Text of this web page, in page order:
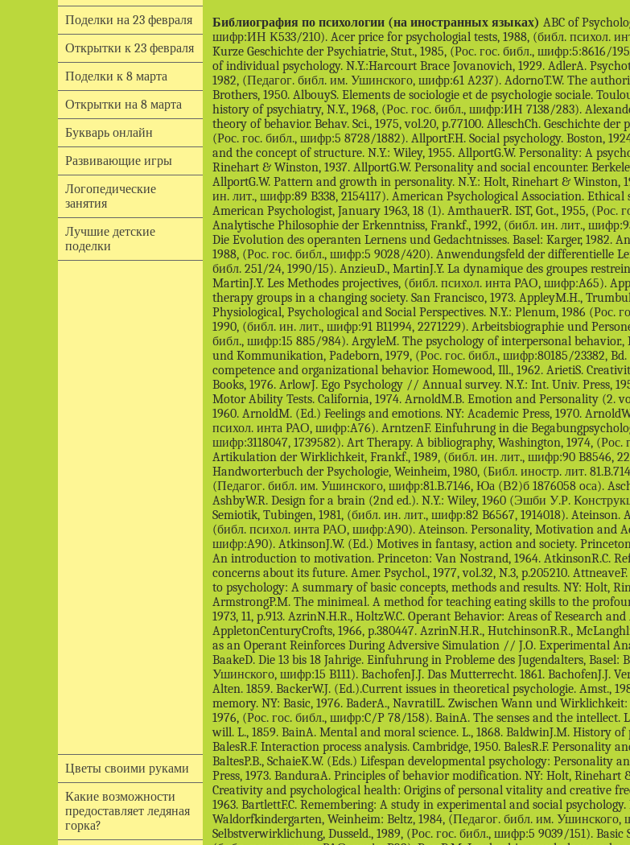
Поделки на 23 февраля
Открытки к 23 февраля
Поделки к 8 марта
Открытки на 8 марта
Букварь онлайн
Развивающие игры
Логопедические
занятия
Лучшие детские
поделки
Цветы своими руками
Какие возможности
предоставляет ледяная
горка?
Библиография по психологии (на иностранных языках) ABC of Psychology, L., 1981, (Рос. гос. библ., шифр:ИН К533/210). Acer price for psychologial tests, 1988, (библ. психол. инта РАО, шифр:A18). AckerknechtE. Kurze Geschichte der Psychiatrie, Stut., 1985, (Рос. гос. библ., шифр:5:8616/195X). AdlerA. The practice and theory of individual psychology. N.Y.:Harcourt Brace Jovanovich, 1929. AdlerA. Psychotherapie und Erziehung, Frankf./M., 1982, (Педагог. библ. им. Ушинского, шифр:61 A237). AdornoT.W. The authoritarian personality. NY: Harper and Brothers, 1950. AlbouyS. Elements de sociologie et de psychologie sociale. Toulouse: Privat, 1976. AlexanderF. The history of psychiatry, N.Y., 1968, (Рос. гос. библ., шифр:ИН 7138/283). AlexanderR.D. The search for a general theory of behavior. Behav. Sci., 1975, vol.20, p.77100. AlleschCh. Geschichte der psychologischen Asthetik, Got., 1987, (Рос. гос. библ., шифр:5 8728/1882). AllportF.H. Social psychology. Boston, 1924. AllportF.H. Theories of perception and the concept of structure. N.Y.: Wiley, 1955. AllportG.W. Personality: A psychological interpretation. N.Y.: Holt, Rinehart & Winston, 1937. AllportG.W. Personality and social encounter. Berkeley / Calif.:Beacon Press, 1960. AllportG.W. Pattern and growth in personality. N.Y.: Holt, Rinehart & Winston, 1961. Altruismus, Got., 1988, (библ. ин. лит., шифр:89 B338, 2154117). American Psychological Association. Ethical standards of psychologists/ American Psychologist, January 1963, 18 (1). AmthauerR. IST, Got., 1955, (Рос. гос. библ., шифр:Ф 173/15788). Analytische Philosophie der Erkenntniss, Frankf., 1992, (библ. ин. лит., шифр:93 B135, 2294183). AngermeierW.F. Die Evolution des operanten Lernens und Gedachtnisses. Basel: Karger, 1982. Angewandte Psychologie, Munch., 1988, (Рос. гос. библ., шифр:5 9028/420). Anwendungsfeld der differentielle Lernpsychologie. Halle, 1990 (Рос. гос. библ. 251/24, 1990/15). AnzieuD., MartinJ.Y. La dynamique des groupes restreints. P.: P.U.F., 1976. AnzieuD., MartinJ.Y. Les Methodes projectives, (библ. психол. инта РАО, шифр:A65). AppleyD., WinderA. TGroups and therapy groups in a changing society. San Francisco, 1973. AppleyM.H., TrumbullR. (Eds.) Dynamics of Stress: Physiological, Psychological and Social Perspectives. N.Y.: Plenum, 1986 (Рос. гос. библ.). Arbei und Freicheit, Stut., 1990, (библ. ин. лит., шифр:91 B11994, 2271229). Arbeitsbiographie und Personentwicklung, Bern, 1985, (Рос. гос. библ., шифр:15 885/984). ArgyleM. The psychology of interpersonal behavior., L., 1975. ArgyleM. Korpersprache und Kommunikation, Padeborn, 1979, (Рос. гос. библ., шифр:80185/23382, Bd. 5). ArgyrisC. Interpersonal competence and organizational behavior. Homewood, Ill., 1962. ArietiS. Creativity: The magic synthesis. NY: Basic Books, 1976. ArlowJ. Ego Psychology // Annual survey. N.Y.: Int. Univ. Press, 1950. ArncheimD., SinclarW. Basic Motor Ability Tests. California, 1974. ArnoldM.B. Emotion and Personality (2. vols). NY: Columbia University Press, 1960. ArnoldM. (Ed.) Feelings and emotions. NY: Academic Press, 1970. ArnoldW. Paulitest, Munch., 1961, (библ. психол. инта РАО, шифр:A76). ArntzenF. Einfuhrung in die Begabungpsychologie, Got., 1976, (библ. ин. лит., шифр:3118047, 1739582). Art Therapy. A bibliography, Washington, 1974, (Рос. гос. библ., шифр:ИН 7520/81). Artikulation der Wirklichkeit, Frankf., 1989, (библ. ин. лит., шифр:90 B8546, 2214125). AsangerR., Wenninger. Handworterbuch der Psychologie, Weinheim, 1980, (Библ. иностр. лит. 81.B.71446 Юа (B2) 1876058 ЦСА) (Педагог. библ. им. Ушинского, шифр:81.B.7146, Юа (В2)б 1876058 oса). AschS.E. Social psychology. N.Y., 1952.